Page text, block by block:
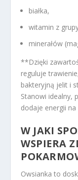
białka,
witamin z
minerałów
**Dzięki
reguluje
bakteryjną jelit i
Stanowi idealny,
dodaje energii na
W JAKI
WSPIERA
Owsianka to